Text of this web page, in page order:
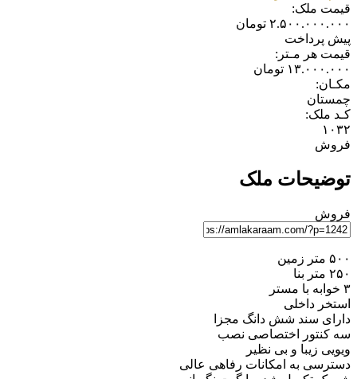
قیمت ملک:
۲.۵۰۰.۰۰۰.۰۰۰ تومان
پیش پرداخت
قیمت هر مـتر:
۱۳.۰۰۰.۰۰۰ تومان
مکـان:
چمستان
کـد ملک:
۱۰۳۲
فروش
توضیحات ملک
فروش
۵۰۰ متر زمین
۲۵۰ متر بنا
۳ خوابه با مستر
استخر داخلی
دارای سند شش دانگ مجزا
سه کنتور اختصاصی نصب
ویویی زیبا و بی نظیر
دسترسی به امکانات رفاهی عالی